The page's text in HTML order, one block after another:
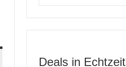
Deals in Echtzeit